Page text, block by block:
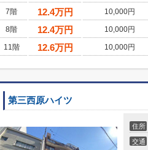
7階
12.4万円 10,000円
8階
12.4万円 10,000円
11階
12.6万円 10,000円
第三西原ハイツ
住所
交通